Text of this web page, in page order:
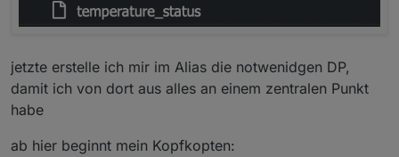
jetzte erstelle ich mir im Alias die notwenidgen DP,
damit ich von dort aus alles an einem zentralen Punkt
habe
ab hier beginnt mein Kopfkopten: